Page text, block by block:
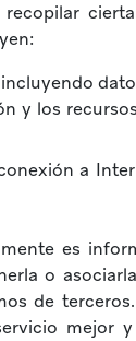
y los
a
es
o
de
mejor